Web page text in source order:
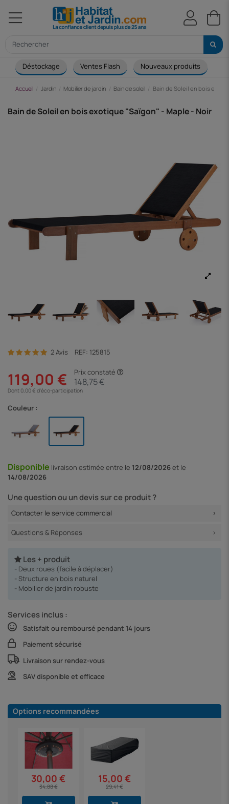
Déstockage Ventes Flash Nouveaux produits
Accueil Jardin Mobilier de jardin Bain de soleil Bain de Soleil en bois
Bain de Soleil en bois exotique "Saïgon" - Maple - Noir
2 Avis REF: 125815
119,00 € Prix constaté
148,75 €
Dont 0,00 € d'éco-participation
Couleur :
Disponible livraison estimée entre le 12/08/2026et le
14/08/2026
Une question ou un devis sur ce produit ?
Contacter le service commercial
Questions & Réponses
Les + produit
- Deux roues (facile à déplacer)
- Structure en bois naturel
- Mobilier de jardin robuste
Services inclus :
Satisfait ou remboursé pendant 14 jours
Paiement sécurisé
Livraison sur rendez-vous
SAV disponible et efficace
Options recommandées
30,00 €
34,88 €
15,00 €
29,41 €